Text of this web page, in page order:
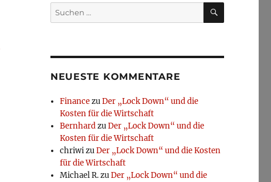
Suchen
nach:
SUCHEN
NEUESTE KOMMENTARE
FinancezuDer „Lock Down“ und die
Kosten für die Wirtschaft
BernhardzuDer „Lock Down“ und die
Kosten für die Wirtschaft
chriwizuDer „Lock Down“ und die Kosten
für die Wirtschaft
Michael R.zuDer „Lock Down“ und die